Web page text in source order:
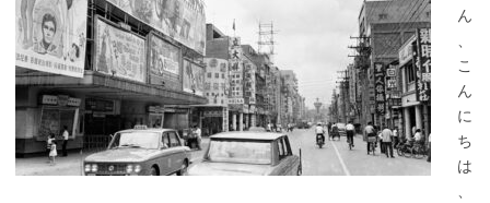
ん
こ
ん
に
ち
は